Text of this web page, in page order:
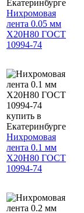
Нихромовая
лента 0.05 мм
Х20Н80 ГОСТ
10994-74
Нихромовая
лента 0.1 мм
Х20Н80 ГОСТ
10994-74